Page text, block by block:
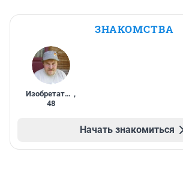
ЗНАКОМСТВА
Изобретатель ,
48
Начать знакомиться